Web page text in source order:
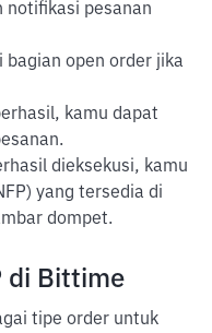
notifikasi pesanan
bagian open order jika
kamu dapat
dieksekusi, kamu
yang tersedia di
dompet.
di Bittime
tipe order untuk